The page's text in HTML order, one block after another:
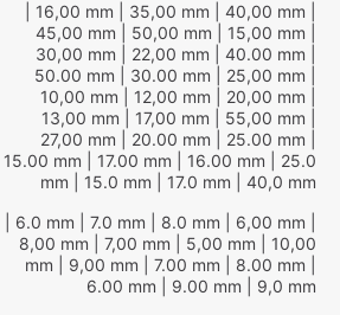
| 16,00 mm | 35,00 mm | 40,00 mm
45,00 mm | 50,00 mm | 15,00 mm
30,00 mm | 22,00 mm | 40.00 mm
50.00 mm | 30.00 mm | 25,00 mm
10,00 mm | 12,00 mm | 20,00 mm
13,00 mm | 17,00 mm | 55,00 mm
27,00 mm | 20.00 mm | 25.00 mm
15.00 mm | 17.00 mm | 16.00 mm | 25.0
mm | 15.0 mm | 17.0 mm | 40,0 mm
| 6.0 mm | 7.0 mm | 8.0 mm | 6,00 mm
8,00 mm | 7,00 mm | 5,00 mm | 10,00
mm | 9,00 mm | 7.00 mm | 8.00 mm
6.00 mm | 9.00 mm | 9,0 mm